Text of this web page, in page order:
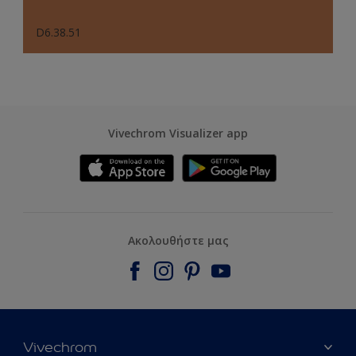
D6.38.51
Vivechrom Visualizer app
Ακολουθήστε μας
Vivechrom